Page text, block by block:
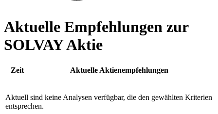
Aktuelle Empfehlungen zur
SOLVAY Aktie
Zeit Aktuelle Aktienempfehlungen
Aktuell sind keine Analysen verfügbar, die den gewählten Kriterien
entsprechen.